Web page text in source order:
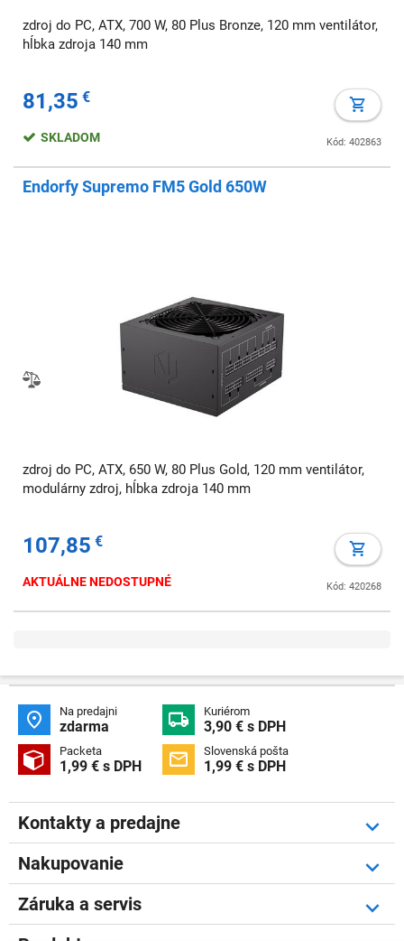
zdroj do PC, ATX, 700 W, 80 Plus Bronze, 120 mm ventilátor,
hĺbka zdroja 140 mm
81,35 €
Kód: 402863
SKLADOM
Endorfy Supremo FM5 Gold 650W
zdroj do PC, ATX, 650 W, 80 Plus Gold, 120 mm ventilátor,
modulárny zdroj, hĺbka zdroja 140 mm
107,85 €
Kód: 420268
AKTUÁLNE NEDOSTUPNÉ
 Na predajni
zdarma  Kuriérom
3,90 € s DPH
 Packeta
1,99 € s DPH  Slovenská pošta
1,99 € s DPH
Kontakty a predajne
Nakupovanie
Záruka a servis